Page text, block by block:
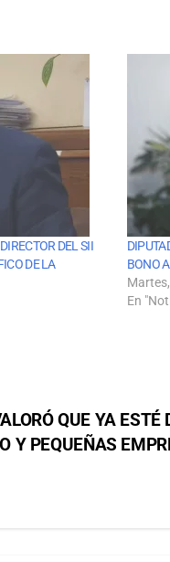
DEL SII
DE LA
BONO
En
QUE YA ESTÉ
Y PEQUEÑAS